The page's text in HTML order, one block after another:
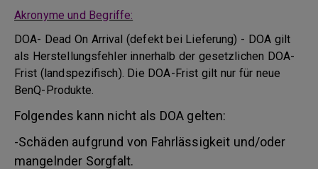
Akronyme und Begriffe:
DOA- Dead On Arrival (defekt bei Lieferung) - DOA gilt
als Herstellungsfehler innerhalb der gesetzlichen DOA-
Frist (landspezifisch). Die DOA-Frist gilt nur für neue
BenQ-Produkte.
Folgendes kann nicht als DOA gelten:
-Schäden aufgrund von Fahrlässigkeit und/oder
mangelnder Sorgfalt.